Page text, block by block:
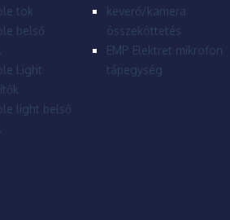
tok
belső
Light
light belső
keverő/kamera
összeköttetés
EMP Elektret mikrofon
tápegység